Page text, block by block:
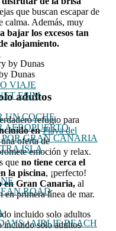
VIAJE
ESIM
UN COCHE
AEROPUERTO
GRAN CANARIA
ISLA
ROAD
/ AIRLIE BEACH
que buscan escapar de
calma. Además, muy
bajar los excesos tan
alojamiento.
Dunas
adultos
refugio para
enPlaya del
oferta de
emoción y relax.
que no tiene cerca el
la piscina, ¡perfecto!
en Gran Canaria, al
en primera línea de mar.
incluido solo adultos